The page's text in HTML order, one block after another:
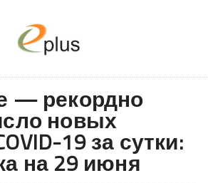
— рекордно
новых
19 за сутки:
на 29 июня